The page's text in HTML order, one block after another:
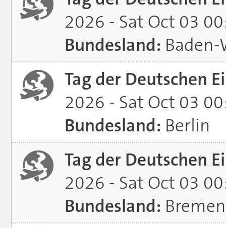
2026 - Sat Oct 03
Bundesland:
Tag der Deutschen
2026 - Sat Oct 03
Bundesland: Berlin
Tag der Deutschen
2026 - Sat Oct 03
Bundesland: Bremen